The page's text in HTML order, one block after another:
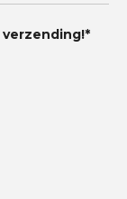
verzending!*